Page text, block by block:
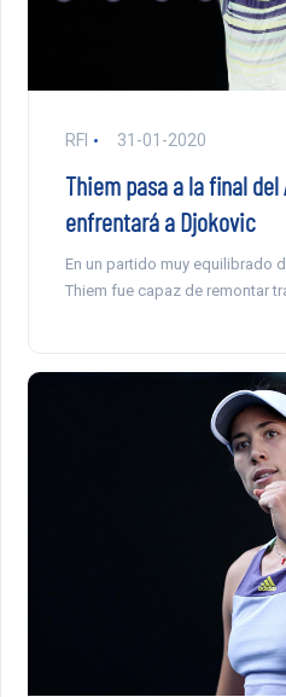
RFI 31-01-2020
Thiem pasa a la final
enfrentará a Djokovic
En un partido muy equilibrado
Thiem fue capaz de remontar